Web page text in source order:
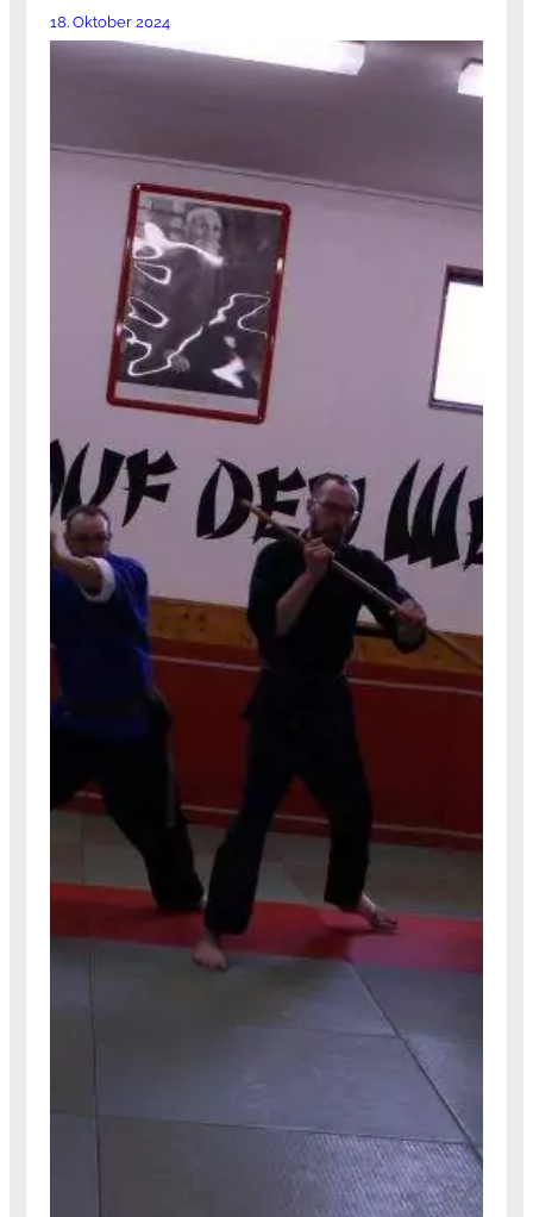
18. Oktober 2024